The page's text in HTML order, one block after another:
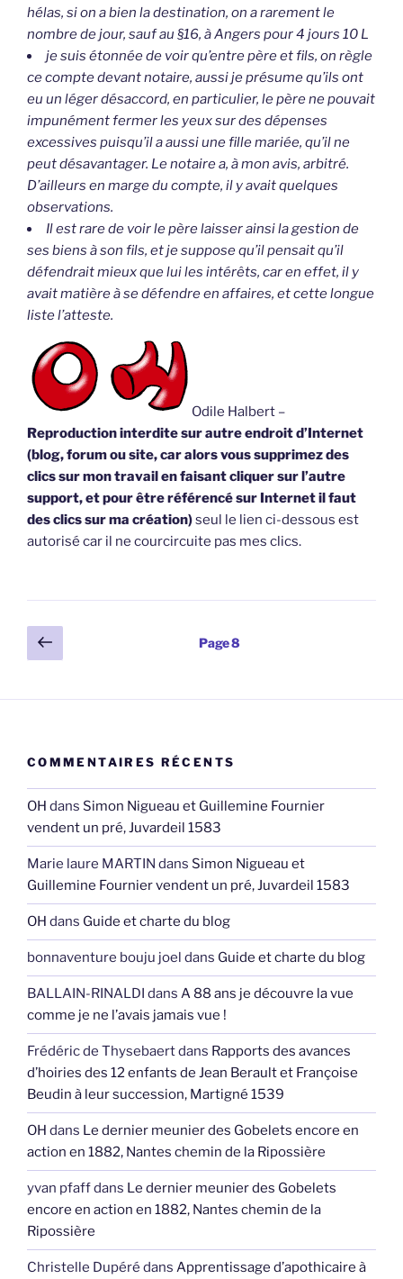
hélas, si on a bien la destination, on a rarement le
nombre de jour, sauf au §16, à Angers pour 4 jours 10 L
je suis étonnée de voir qu’entre père et fils, on règle
ce compte devant notaire, aussi je présume qu’ils ont
eu un léger désaccord, en particulier, le père ne pouvait
impunément fermer les yeux sur des dépenses
excessives puisqu’il a aussi une fille mariée, qu’il ne
peut désavantager. Le notaire a, à mon avis, arbitré.
D’ailleurs en marge du compte, il y avait quelques
observations.
Il est rare de voir le père laisser ainsi la gestion de
ses biens à son fils, et je suppose qu’il pensait qu’il
défendrait mieux que lui les intérêts, car en effet, il y
avait matière à se défendre en affaires, et cette longue
liste l’atteste.
Odile Halbert –
Reproduction interdite sur autre endroit d’Internet
(blog, forum ou site, car alors vous supprimez des
clics sur mon travail en faisant cliquer sur l’autre
support, et pour être référencé sur Internet il faut
des clics sur ma création)seul le lien ci-dessous est
autorisé car il ne courcircuite pas mes clics.
Pagination
des
Page
précédente
Page8
COMMENTAIRES RÉCENTS
OH dans Simon Nigueau et Guillemine Fournier
vendent un pré, Juvardeil 1583
Marie laure MARTIN dans Simon Nigueau et
Guillemine Fournier vendent un pré, Juvardeil 1583
OH dans Guide et charte du blog
bonnaventure bouju joel dans Guide et charte du blog
BALLAIN-RINALDI dans A 88 ans je découvre la vue
comme je ne l’avais jamais vue !
Frédéric de Thysebaertdans Rapports des avances
d’hoiries des 12 enfants de Jean Berault et Françoise
Beudin à leur succession, Martigné 1539
OH dans Le dernier meunier des Gobelets encore en
action en 1882, Nantes chemin de la Ripossière
yvan pfaffdans Le dernier meunier des Gobelets
encore en action en 1882, Nantes chemin de la
Ripossière
Christelle Dupéré dans Apprentissage d’apothicaire à